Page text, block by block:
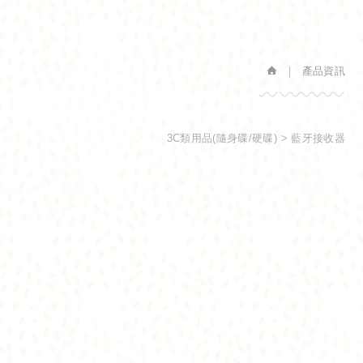
產品資訊
3C類用品(隨身碟/硬碟) 藍牙接收器